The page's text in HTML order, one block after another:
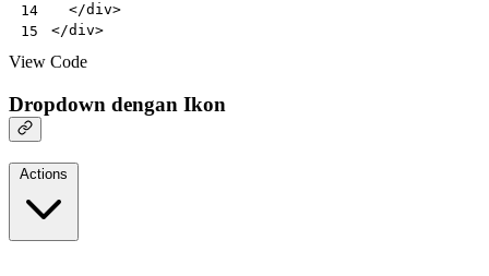
14
15
</div>
</div>
View Code
Dropdown dengan Ikon
Actions